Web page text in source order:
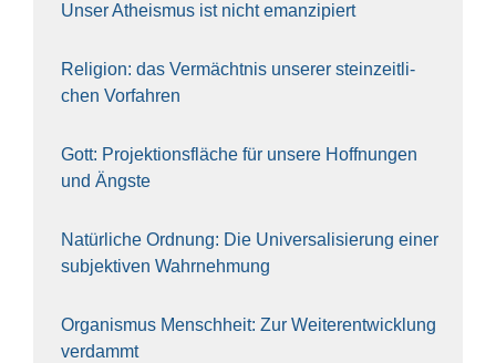
Unser Athe­is­mus ist nicht eman­zi­piert
Reli­gi­on: das Ver­mächt­nis unse­rer stein­zeit­li­
chen Vor­fah­ren
Gott: Pro­jek­ti­ons­flä­che für unse­re Hoff­nun­gen
und Ängs­te
Natür­li­che Ord­nung: Die Uni­ver­sa­li­sie­rung einer
sub­jek­ti­ven Wahr­neh­mung
Orga­nis­mus Mensch­heit: Zur Wei­ter­ent­wick­lung
ver­dammt